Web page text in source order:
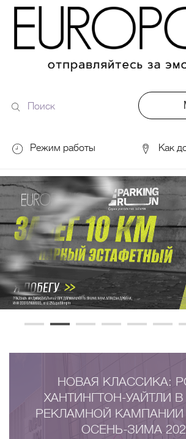
Поиск
Режим работы
ОКЕЙ09:00 – 24:00
VASILCHUKI Chaihona №111:00 –
23:00
Кинотеатр "МИРАЖ Синема
10:00
до последнего сеанса
Как
НОВАЯ КЛАССИКА:
ХАНТИНГТОН-УАЙТЛИ
РЕКЛАМНОЙ КАМПАНИИ
ОСЕНЬ-ЗИМА